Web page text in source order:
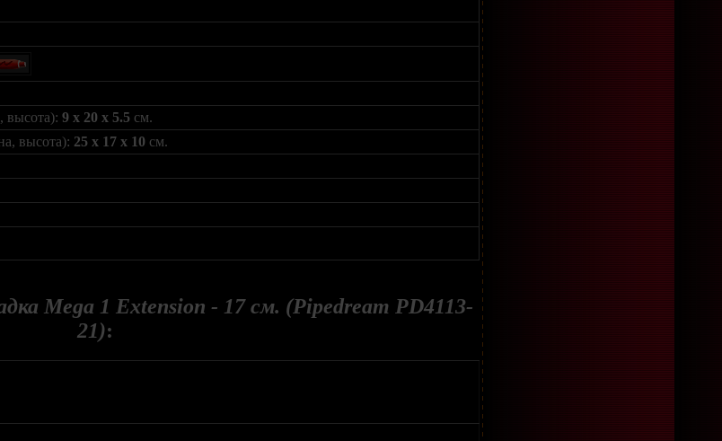
высота): 9 x 20 x 5.5 см.
высота): 25 x 17 x 10 см.
Mega 1 Extension - 17 см. (Pipedream PD4113-
21):